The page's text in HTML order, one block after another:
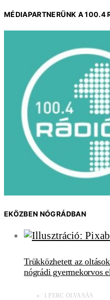
MÉDIAPARTNERÜNK A 100.4
EKÖZBEN NÓGRÁDBAN
Trükközhetett az
nógrádi gyermekorvos
1 PERC OLVASÁS